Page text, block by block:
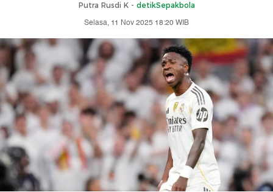
Putra Rusdi K - detikSepakbola
Selasa, 11 Nov 2025 18:20 WIB